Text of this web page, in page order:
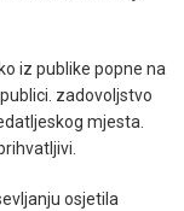
iz publike popne na
zadovoljstvo
mjesta.
osjetila